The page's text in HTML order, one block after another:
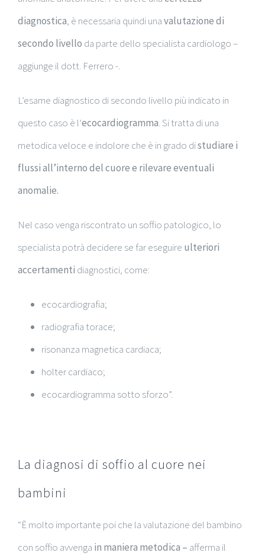
diagnostica, è necessaria quindi unavalutazione di
secondo livello da parte dello specialista cardiologo –
aggiunge il dott. Ferrero -.
L’esame diagnostico di secondo livello più indicato in
questo caso è l’ecocardiogramma. Si tratta di una
metodica veloce e indolore che è in grado distudiare i
flussi all’interno del cuore e rilevare eventuali
anomalie.
Nel caso venga riscontrato un soffio patologico, lo
specialista potrà decidere se far eseguire ulteriori
accertamenti diagnostici, come:
ecocardiografia;
radiografia torace;
risonanza magnetica cardiaca;
holter cardiaco;
ecocardiogramma sotto sforzo”.
La diagnosi di soffio al cuore nei
bambini
“È molto importante poi che la valutazione del bambino
con soffio avvenga in maniera metodica – afferma il